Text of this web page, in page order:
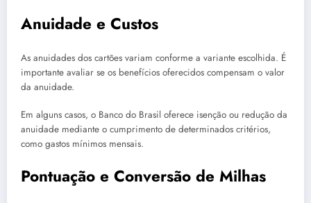
Anuidade e Custos
As anuidades dos cartões variam conforme a variante escolhida. É
importante avaliar se os benefícios oferecidos compensam o valor
da anuidade.
Em alguns casos, o Banco do Brasil oferece isenção ou redução da
anuidade mediante o cumprimento de determinados critérios,
como gastos mínimos mensais.
Pontuação e Conversão de Milhas